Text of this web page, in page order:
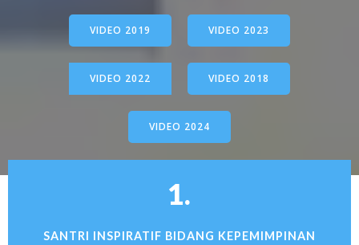
VIDEO 2019 VIDEO 2023
VIDEO 2022 VIDEO 2018
VIDEO 2024
1.
SANTRI INSPIRATIF BIDANG KEPEMIMPINAN